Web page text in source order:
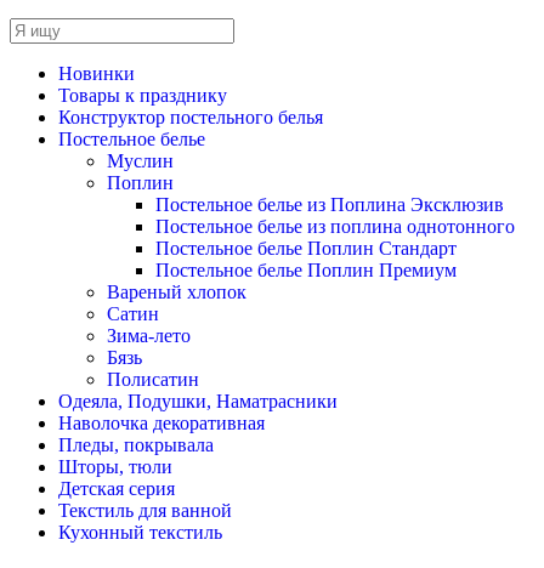
Новинки
Товары к празднику
Конструктор постельного белья
Постельное белье
Муслин
Поплин
Постельное белье из Поплина Эксклюзив
Постельное белье из поплина однотонного
Постельное белье Поплин Стандарт
Постельное белье Поплин Премиум
Вареный хлопок
Сатин
Зима-лето
Бязь
Полисатин
Одеяла, Подушки, Наматрасники
Наволочка декоративная
Пледы, покрывала
Шторы, тюли
Детская серия
Текстиль для ванной
Кухонный текстиль